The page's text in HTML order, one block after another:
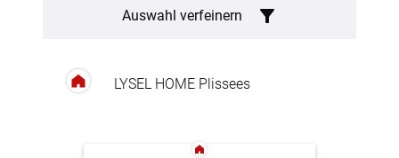
Auswahl verfeinern
LYSEL HOME Plissees